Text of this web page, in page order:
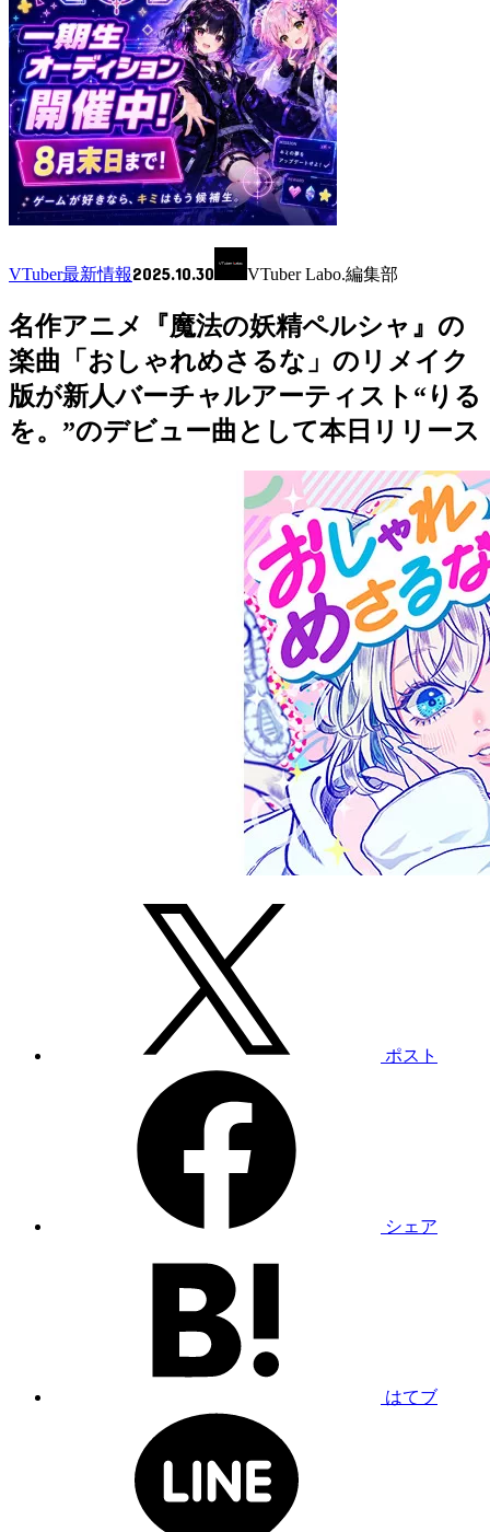
VTuber最新情報2025.10.30 VTuber Labo.編集部
名作アニメ『魔法の妖精ペルシャ』の
楽曲「おしゃれめさるな」のリメイク
版が新人バーチャルアーティスト“りる
を。”のデビュー曲として本日リリース
ポスト
シェア
はてブ